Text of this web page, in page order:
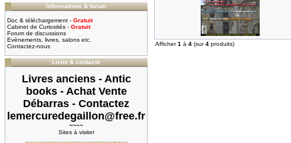
Informations & forum
Doc & téléchargement - Gratuit
Cabinet de Curiosités - Gratuit
Forum de discussions
Evènements, livres, salons etc.
Contactez-nous
Liens & contacts
Livres anciens - Antic
books - Achat Vente
Débarras - Contactez
lemercuredegaillon@free.fr
~~~~
Sites à visiter
Afficher1 à 4 (sur4 produits)